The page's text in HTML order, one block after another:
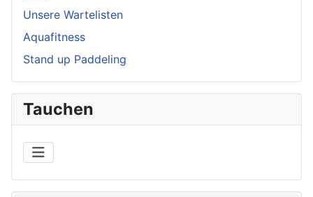
Unsere Wartelisten
Aquafitness
Stand up Paddeling
Tauchen